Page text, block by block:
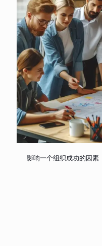
影响一个组织成功的因素